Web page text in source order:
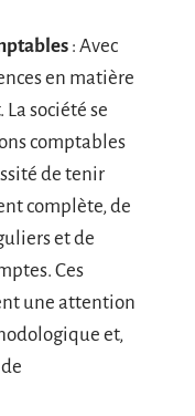
: Avec
en matière
société se
comptables
de tenir
complète, de
et de
Ces
une attention
et,